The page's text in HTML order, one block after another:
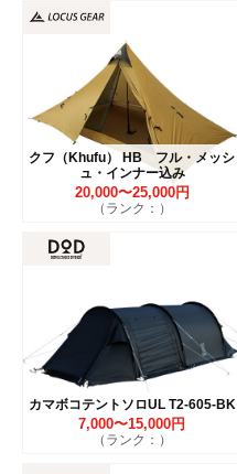
クフ（Khufu） HB フル・メッシ
ュ・インナー込み
20,000〜25,000円
（ランク：）
カマボコテントソロUL T2-605-BK
7,000〜15,000円
（ランク：）